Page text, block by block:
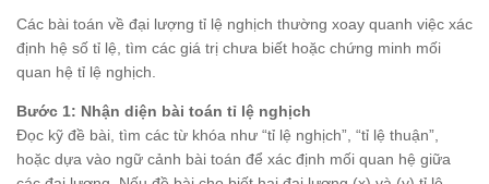
Các bài toán về đại lượng tỉ lệ nghịch thường xoay quanh việc xác
định hệ số tỉ lệ, tìm các giá trị chưa biết hoặc chứng minh mối
quan hệ tỉ lệ nghịch.
Bước 1: Nhận diện bài toán tỉ lệ nghịch
Đọc kỹ đề bài, tìm các từ khóa như “tỉ lệ nghịch”, “tỉ lệ thuận”,
hoặc dựa vào ngữ cảnh bài toán để xác định mối quan hệ giữa